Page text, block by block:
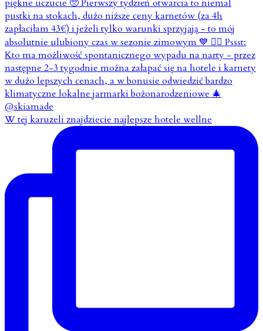
W tej karuzeli znajdziecie najlepsze hotele wellne